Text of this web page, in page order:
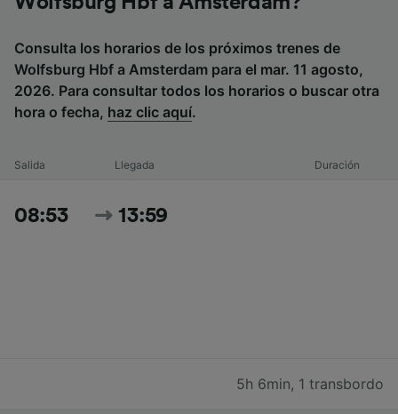
Consulta los horarios de los próximos trenes de
Wolfsburg Hbf a Amsterdam para el mar. 11 agosto,
2026. Para consultar todos los horarios o buscar otra
hora o fecha, haz clic aquí.
Salida Llegada Duración
08:53 13:59
5h 6min, 1 transbordo